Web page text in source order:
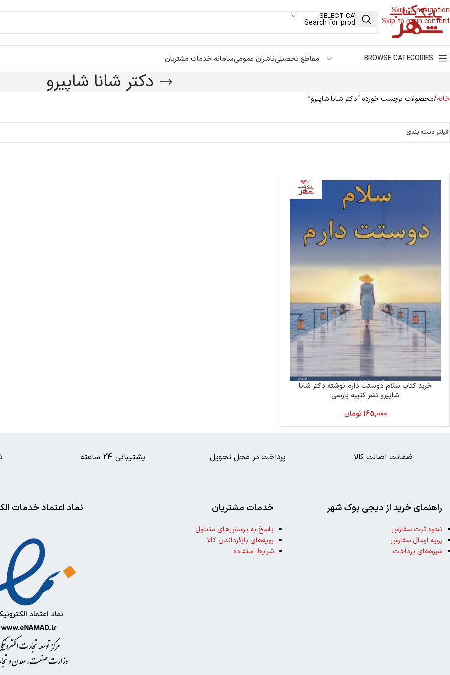
Skip to navigation
Skip to main content
SELECT CATEGORY
BROWSE CATEGORIES مقاطع تحصیلیناشران عمومیسامانه خدمات مشتریان
دکتر شانا شاپیرو
خانه محصولات برچسب خورده “دکتر شانا شاپیرو”
فیلتر دسته بندی
خرید کتاب سلام دوستت دارم نوشته دکتر شانا
شاپیرو نشر کتیبه پارسی
165,000تومان
ضمانت اصالت کالا پرداخت در محل تحویل پشتیبانی 24 ساعته
نماد اعتماد خدمات خدمات مشتریان
پاسخ به پرسش‌های متداول
رویه‌های بازگرداندن کالا
شرایط استفاده
راهنمای خرید از دیجی بوک شهر
نحوه ثبت سفارش
رویه ارسال سفارش
شیوه‌های پرداخت